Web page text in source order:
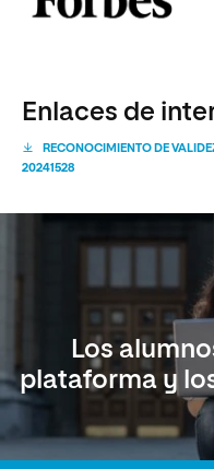
Enlaces de
RECONOCIMIENTO DE
20241528
Los
plataforma y